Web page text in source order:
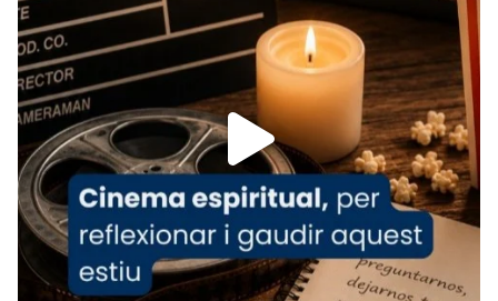
Arquebisbat de Barcelonais at Catedral
de Barcelona.
1 week ago
Aquest dilluns, 27 de juliol, ha tingut lloc la
missa d’acció de gràcies en agraïment al
comitè organitzador de la visita apostòlica
del Sant Pare Lleó XIV a Barcelona, i als
col·laboradors, a la Catedral de Barcelona.
L’arquebisbe de Barcelona, el cardenal Joan
Josep Omella, ha presidit la missa i l’ha
concelebrat el bisbe auxiliar de Barcelona,